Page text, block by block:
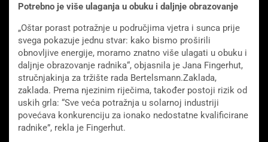
Potrebno je više ulaganja u obuku i daljnje obrazovanje
„Oštar porast potražnje u područjima vjetra i sunca prije
svega pokazuje jednu stvar: kako bismo proširili
obnovljive energije, moramo znatno više ulagati u obuku i
daljnje obrazovanje radnika“, objasnila je Jana Fingerhut,
stručnjakinja za tržište rada Bertelsmann.Zaklada,
zaklada. Prema njezinim riječima, također postoji rizik od
uskih grla: “Sve veća potražnja u solarnoj industriji
povećava konkurenciju za ionako nedostatne kvalificirane
radnike”, rekla je Fingerhut.